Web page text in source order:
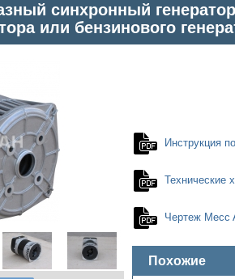
синхронный
или бензинового
Инструкция
Технические
Чертеж Mecc
Похожие